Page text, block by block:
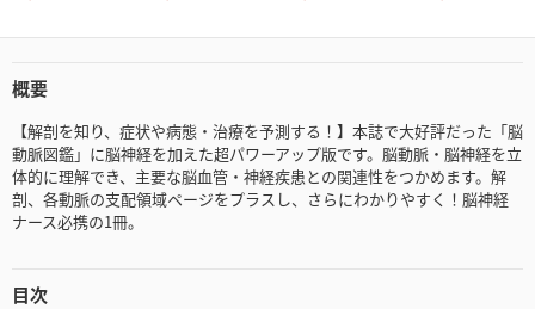
概要
【解剖を知り、症状や病態・治療を予測する！】本誌で大好評だった「脳
動脈図鑑」に脳神経を加えた超パワーアップ版です。脳動脈・脳神経を立
体的に理解でき、主要な脳血管・神経疾患との関連性をつかめます。解
剖、各動脈の支配領域ページをプラスし、さらにわかりやすく！脳神経
ナース必携の1冊。
目次